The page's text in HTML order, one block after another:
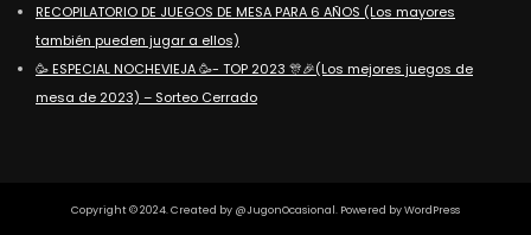
RECOPILATORIO DE JUEGOS DE MESA PARA 6 AÑOS (Los mayores
también pueden jugar a ellos)
🥳 ESPECIAL NOCHEVIEJA 🥳- TOP 2023 🎊🎉(Los mejores juegos de
mesa de 2023) – Sorteo Cerrado
Copyright © 2024. Created by @JugonOcasional. Powered by WordPress